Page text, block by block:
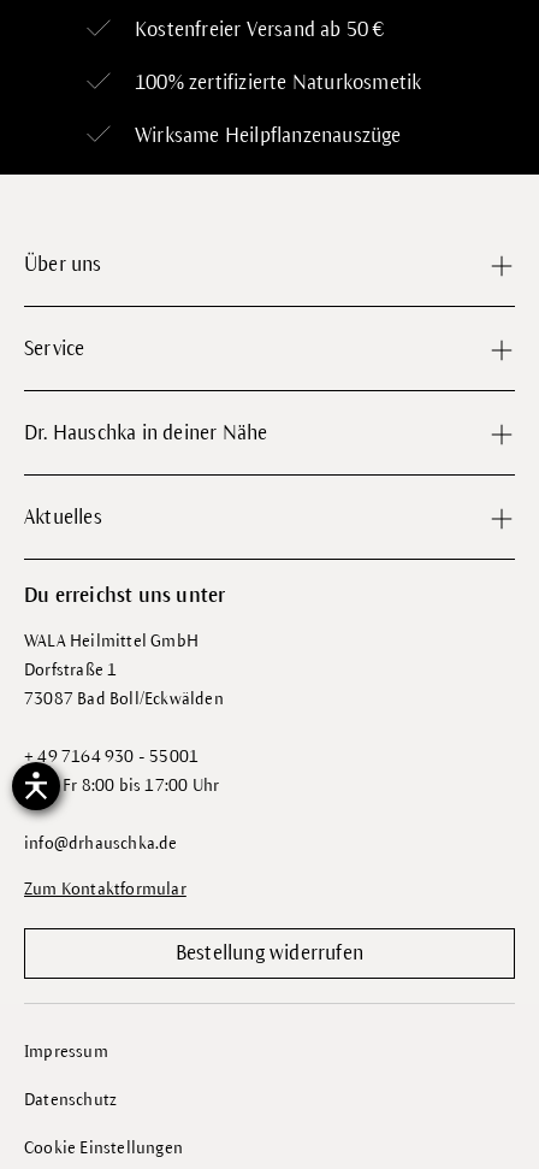
Kostenfreier Versand ab 50 €
100% zertifizierte Naturkosmetik
Wirksame Heilpflanzenauszüge
Über uns
Service
Dr. Hauschka in deiner Nähe
Aktuelles
Du erreichst uns unter
WALA Heilmittel GmbH
Dorfstraße 1
73087 Bad Boll/Eckwälden
+ 49 7164 930 - 55001
Mo - Fr 8:00 bis 17:00 Uhr
info@drhauschka.de
Zum Kontaktformular
Bestellung widerrufen
Impressum
Datenschutz
Cookie Einstellungen